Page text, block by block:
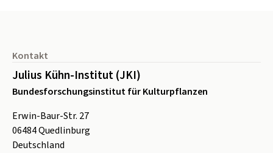
Kontakt
Julius Kühn-Institut (JKI)
Bundesforschungsinstitut für Kulturpflanzen
Erwin-Baur-Str. 27
06484Quedlinburg
Deutschland